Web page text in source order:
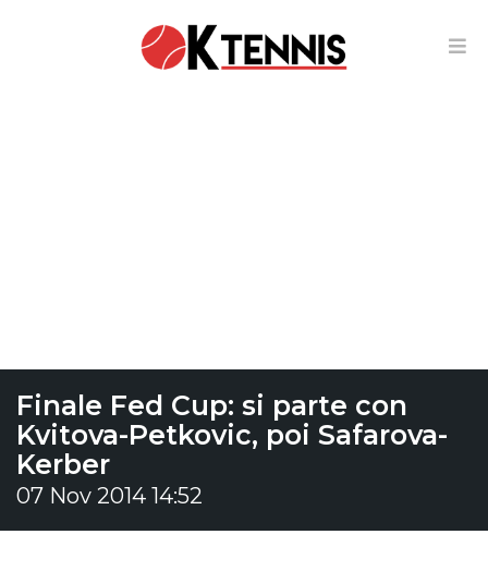
Finale Fed Cup: si parte con
Kvitova-Petkovic, poi Safarova-
Kerber
07 Nov 2014 14:52